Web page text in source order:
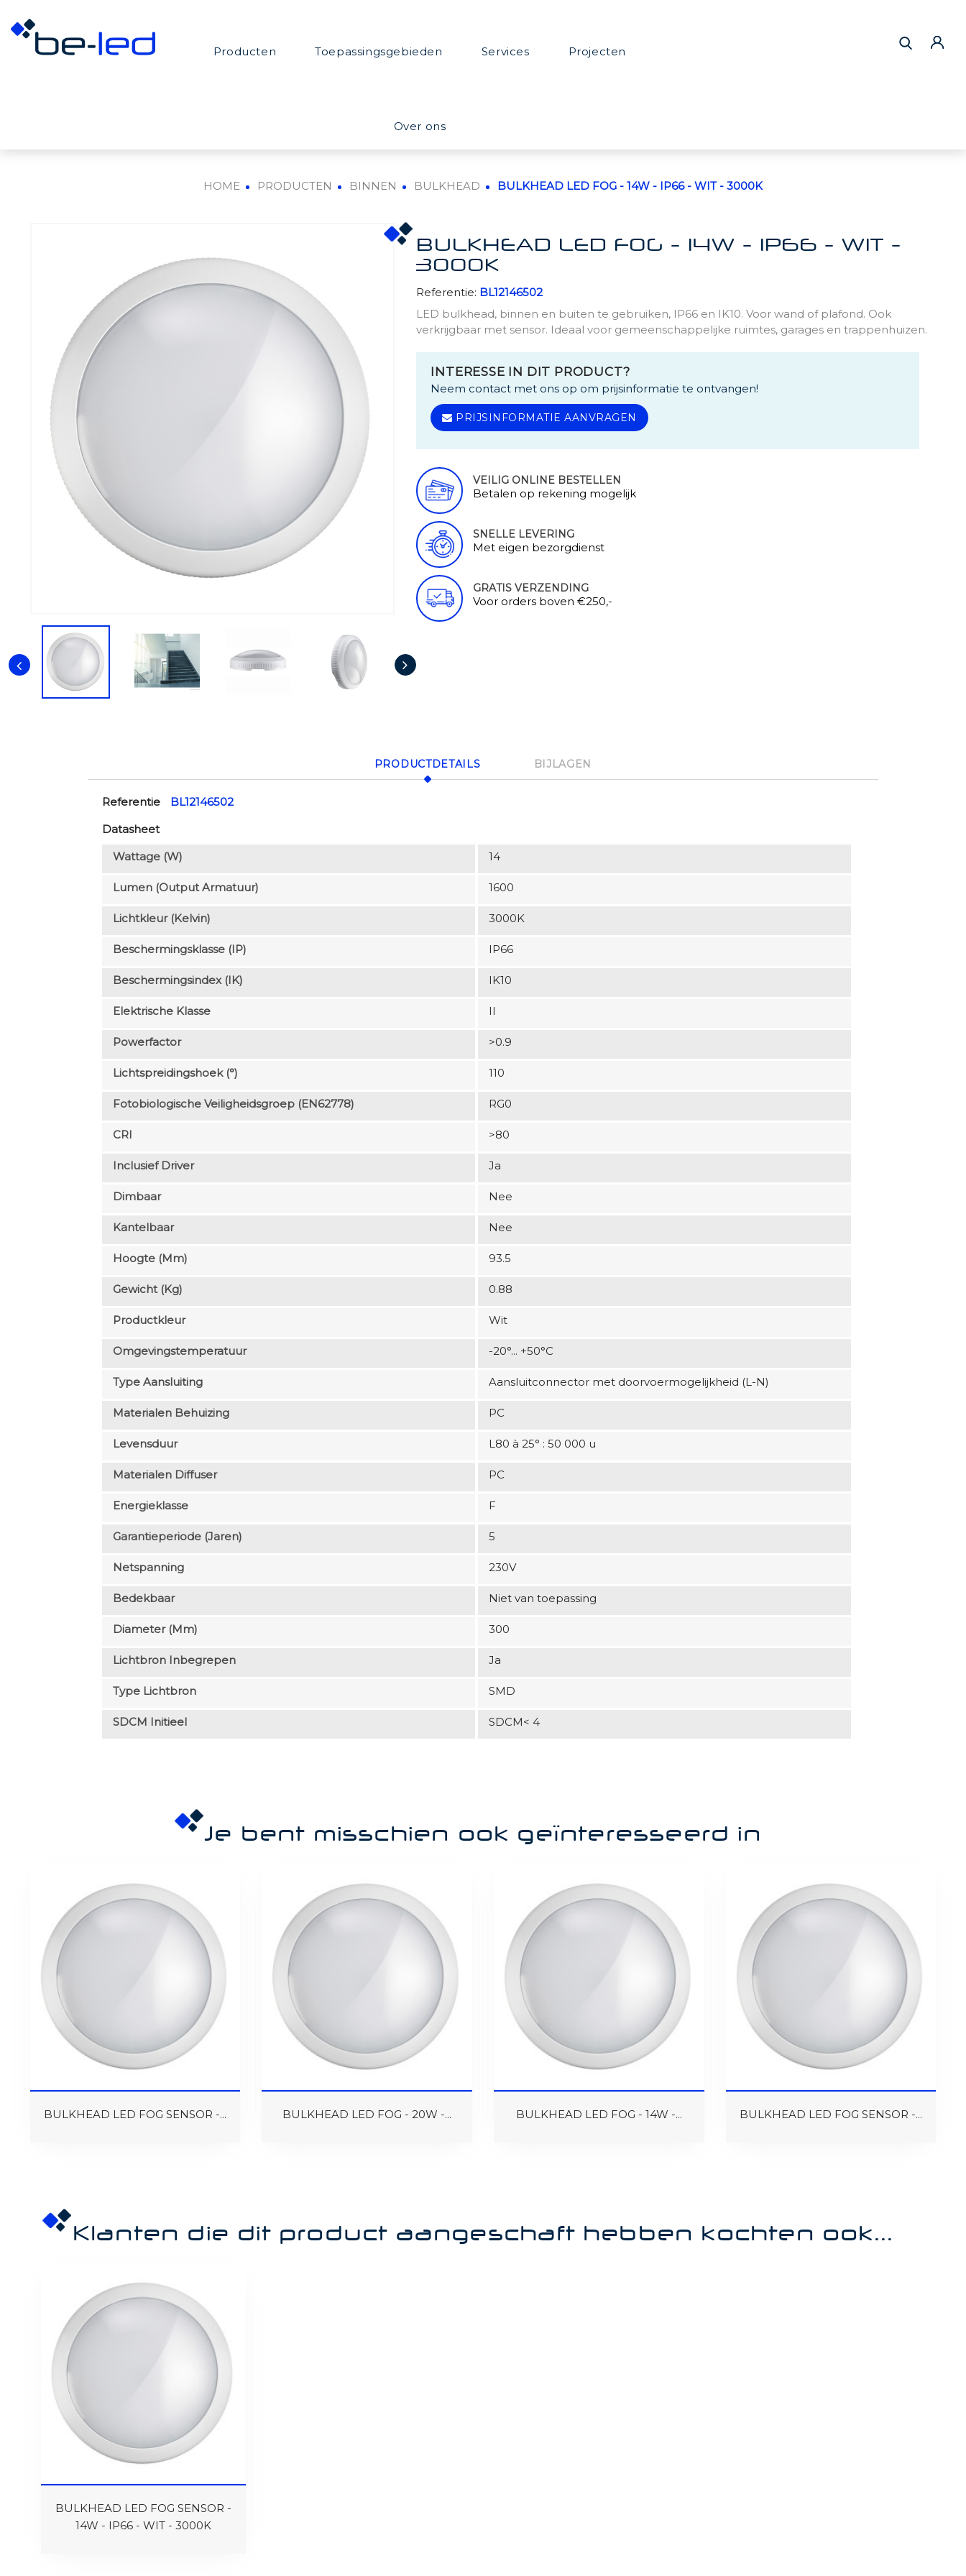
Producten Toepassingsgebieden Services Projecten
Over ons
HOME PRODUCTEN BINNEN BULKHEAD BULKHEAD LED FOG - 14W - IP66 - WIT - 3000K
BULKHEAD LED FOG - 14W - IP66 - WIT -
3000K
Referentie: BL12146502
LED bulkhead, binnen en buiten te gebruiken, IP66 en IK10. Voor wand of plafond. Ook
verkrijgbaar met sensor. Ideaal voor gemeenschappelijke ruimtes, garages en trappenhuizen.
INTERESSE IN DIT PRODUCT?
Neem contact met ons op om prijsinformatie te ontvangen!
PRIJSINFORMATIE AANVRAGEN
VEILIG ONLINE BESTELLEN
Betalen op rekening mogelijk
SNELLE LEVERING
Met eigen bezorgdienst
GRATIS VERZENDING
Voor orders boven €250,-
PRODUCTDETAILS BIJLAGEN
Referentie
BL12146502
Datasheet
Wattage (W)
14
Lumen (output Armatuur) 1600
Lichtkleur (Kelvin) 3000K
Beschermingsklasse (IP) IP66
Beschermingsindex (IK) IK10
Elektrische Klasse II
Powerfactor >0.9
Lichtspreidingshoek (°) 110
Fotobiologische Veiligheidsgroep (EN62778) RG0
CRI >80
Inclusief Driver Ja
Dimbaar Nee
Kantelbaar Nee
Hoogte (mm) 93.5
Gewicht (kg) 0.88
Productkleur Wit
Omgevingstemperatuur -20°... +50°C
Type Aansluiting Aansluitconnector met doorvoermogelijkheid (L-N)
Materialen Behuizing PC
Levensduur L80 à 25° : 50 000 u
Materialen Diffuser PC
Energieklasse F
Garantieperiode (jaren) 5
Netspanning 230V
Bedekbaar Niet van toepassing
Diameter (mm) 300
Lichtbron Inbegrepen Ja
Type Lichtbron SMD
SDCM Initieel SDCM< 4
Je bent misschien ook geïnteresseerd in
BULKHEAD LED FOG SENSOR -... BULKHEAD LED FOG - 20W -... BULKHEAD LED FOG - 14W -... BULKHEAD LED FOG SENSOR -...
Klanten die dit product aangeschaft hebben kochten ook...
BULKHEAD LED FOG SENSOR -
14W - IP66 - WIT - 3000K